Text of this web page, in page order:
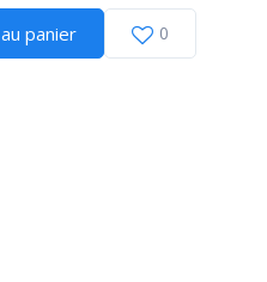
panier 0